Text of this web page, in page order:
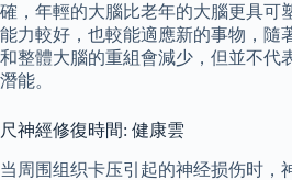
確，年輕的大腦比老年的大腦更具可
能力較好，也較能適應新的事物，隨
和整體大腦的重組會減少，但並不代
潛能。
尺神經修復時間: 健康雲
当周围组织卡压引起的神经损伤时